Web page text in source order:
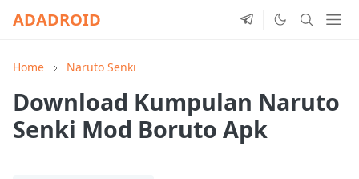
ADADROID
Home Naruto Senki
Download Kumpulan Naruto
Senki Mod Boruto Apk